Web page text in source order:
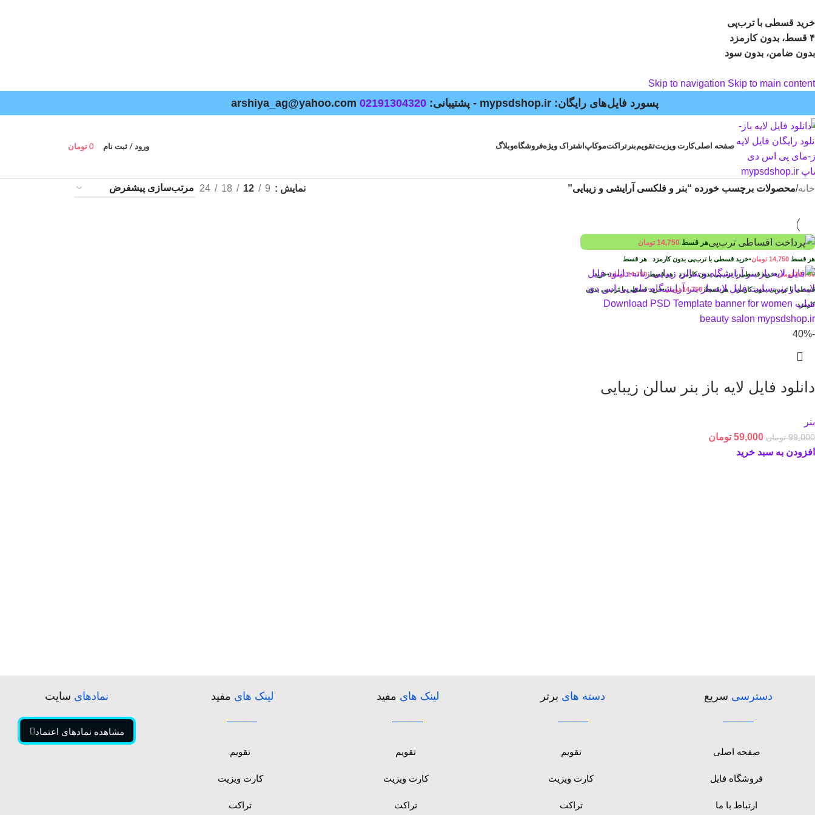
خرید قسطی با ترب‌پی
۴ قسط، بدون کارمزد
بدون ضامن، بدون سود
Skip to navigation Skip to main content
پسورد فایل‌های رایگان: mypsdshop.ir - پشتیبانی: arshiya_ag@yahoo.com 02191304320
صفحه اصلیکارت ویزیتتقویمبنر تراکتموکاپ اشتراک ویژهفروشگاهوبلاگ ورود / ثبت نام 0 تومان
خانه/محصولات برچسب خورده “بنر و فلکسی آرایشی و زیبایی” نمایش 9
12
18
24
هر قسط 14,750 تومان
هر قسط 14,750 تومان•خرید قسطی با ترب‌پی بدون کارمزد هر قسط
14,750 تومان•خرید قسطی با ترب‌پی بدون کارمزدهر قسط14,750 تومان•خرید
قسطی با ترب‌پی بدون کارمزد هر قسط14,750 تومان•خرید قسطی با ترب‌پی بدون
کارمزد
-40%
دانلود فایل لایه باز بنر سالن زیبایی
بنر
99,000 تومان 59,000 تومان
افزودن به سبد خرید
دسترسی سریع
صفحه اصلی
فروشگاه فایل
ارتباط با ما
دسته های برتر
تقویم
کارت ویزیت
تراکت
لینک های مفید
تقویم
کارت ویزیت
تراکت
لینک های مفید
تقویم
کارت ویزیت
تراکت
نمادهای سایت
مشاهده نمادهای اعتماد